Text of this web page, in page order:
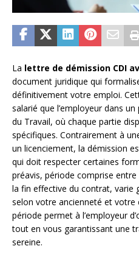
La lettre de démission CDI
document juridique qui
définitivement votre emploi.
salarié que l’employeur dans
du Travail, où chaque partie
spécifiques. Contrairement à
un licenciement, la démission
qui doit respecter certaines
préavis, période comprise
la fin effective du contrat, varie
selon votre ancienneté et votre
période permet à l’employeur
tout en vous garantissant une
sereine.